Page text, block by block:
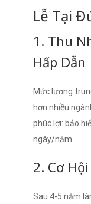
Lễ Tại
1. Thu
Hấp Dẫn
Mức lương
hơn nhiều
phúc lợi: bảo
ngày/năm.
2. Cơ
Sau 4-5 năm